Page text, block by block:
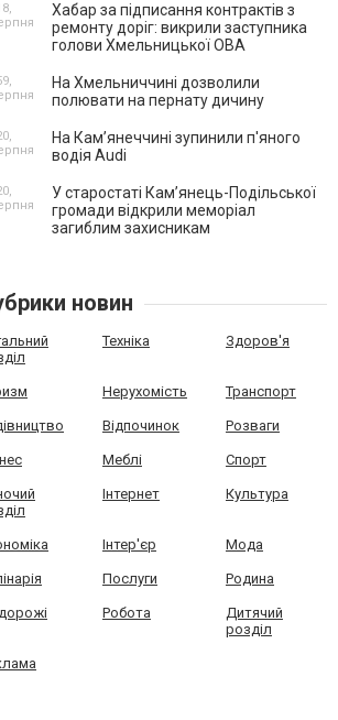
Хабар за підписання контрактів з
ремонту доріг: викрили заступника
голови Хмельницької ОВА
На Хмельниччині дозволили
полювати на пернату дичину
На Камʼянеччині зупинили п'яного
водія Audi
У старостаті Кам’янець-Подільської
громади відкрили меморіал
загиблим захисникам
новин
Техніка Здоров'я
Нерухомість Транспорт
Відпочинок Розваги
Меблі Спорт
Інтернет Культура
Інтер'єр Мода
Послуги Родина
Робота
Дитячий
розділ